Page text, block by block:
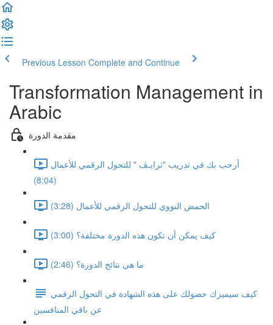
Previous Lesson Complete and Continue
Transformation Management in
Arabic
مقدمة الدورة
أرحب بك في تدريب "ثرايـﭫ " للتحول الرقمي للأعمال
(8:04)
الحمض النووي للتحول الرقمي للأعمال (3:28)
كيف يمكن أن تكون هذه الدورة مختلفة؟ (3:00)
ما هي نتائج الدورة؟ (2:46)
كيف سيميزك حصولك على هذه الشهادة في التحول الرقمي
عن باقي المنافسين